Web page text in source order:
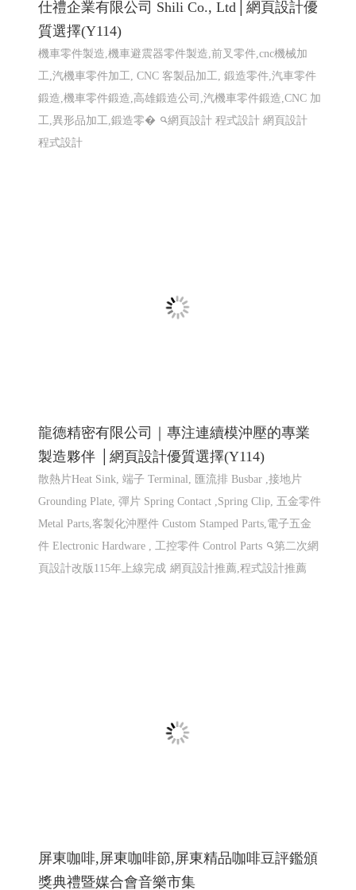
仕禮企業有限公司 Shili Co., Ltd│網頁設計優
質選擇(Y114)
機車零件製造,機車避震器零件製造,前叉零件,cnc機械加
工,汽機車零件加工, CNC 客製品加工, 鍛造零件,汽車零件
鍛造,機車零件鍛造,高雄鍛造公司,汽機車零件鍛造,CNC 加
工,異形品加工,鍛造零�
網頁設計 程式設計網頁設計
程式設計
龍德精密有限公司｜專注連續模沖壓的專業
製造夥伴 │網頁設計優質選擇(Y114)
散熱片Heat Sink, 端子 Terminal, 匯流排 Busbar ,接地片
Grounding Plate, 彈片 Spring Contact ,Spring Clip, 五金零件
Metal Parts,客製化沖壓件 Custom Stamped Parts,電子五金
件 Electronic Hardware , 工控零件 Control Parts
第二次網
頁設計改版115年上線完成 網頁設計推薦,程式設計推薦
屏東咖啡,屏東咖啡節,屏東精品咖啡豆評鑑頒
獎典禮暨媒合會音樂市集